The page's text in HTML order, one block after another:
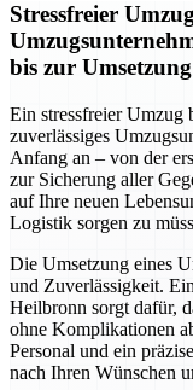
Stressfreier
bis zur Umsetzung
Ein stressfreier Umzug
zuverlässiges
Anfang an – von der
zur Sicherung aller
auf Ihre neuen
Logistik sorgen zu
Die Umsetzung eines
und Zuverlässigkeit.
Heilbronn sorgt dafür,
ohne Komplikationen
Personal und ein
nach Ihren Wünschen